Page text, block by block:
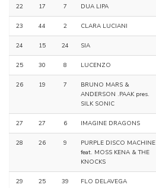
22 17 7 DUA LIPA
23 44 2 CLARA LUCIANI
24 15 24 SIA
25 30 8 LUCENZO
26 19 7
BRUNO MARS &
ANDERSON .PAAK pres.
SILK SONIC
27 27 6 IMAGINE DRAGONS
28 26 9
PURPLE DISCO MACHINE
feat. MOSS KENA & THE
KNOCKS
29 25 39 FLO DELAVEGA